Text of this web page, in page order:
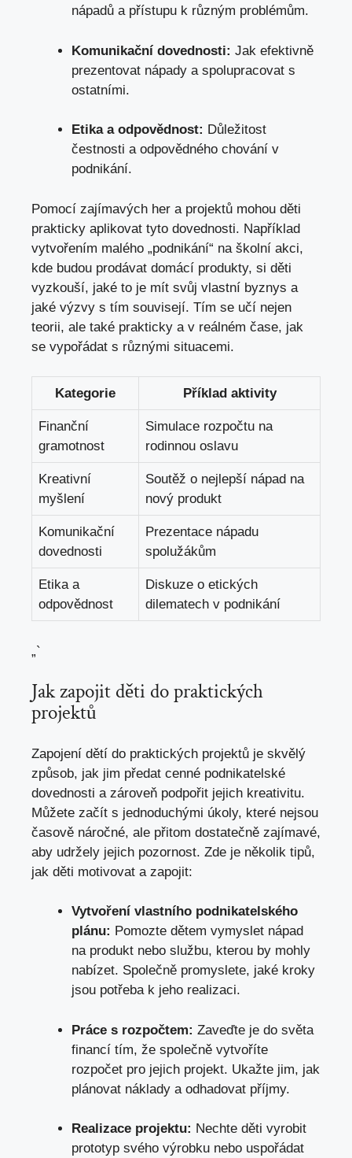
nápadů a přístupu k různým problémům.
Komunikační dovednosti: Jak ⁣efektivně
prezentovat ⁤nápady a spolupracovat s
ostatními.
Etika ⁣a odpovědnost: Důležitost
čestnosti a odpovědného chování v
podnikání.
Pomocí zajímavých her a projektů mohou děti
prakticky aplikovat tyto ⁣dovednosti. Například
vytvořením malého „podnikání“​ na‍ školní⁢ akci,
‍kde ⁤budou prodávat ​domácí produkty, si děti
vyzkouší, jaké to je mít svůj vlastní byznys a⁢
jaké výzvy ‍s tím‍ souvisejí. Tím se učí nejen
‍teorii, ale také prakticky ⁢a v reálném čase, jak
se vypořádat s různými situacemi.
Kategorie Příklad aktivity
Finanční
gramotnost
Simulace rozpočtu na
‌rodinnou oslavu
Kreativní​
myšlení
Soutěž o‌ nejlepší⁢ nápad na
nový produkt
Komunikační
dovednosti
Prezentace ​nápadu
spolužákům
Etika a‌
odpovědnost
Diskuze o etických
dilematech‍ v podnikání
„`
Jak⁤ zapojit děti do praktických
projektů
Zapojení dětí do praktických projektů je skvělý
způsob, jak⁢ jim předat cenné podnikatelské
dovednosti a zároveň podpořit jejich kreativitu.
Můžete ‌začít⁤ s ⁢jednoduchými úkoly, které⁣ nejsou
časově náročné, ale přitom dostatečně zajímavé,
⁢aby ⁢udržely jejich ⁤pozornost. Zde je ‌několik tipů,
⁢jak děti motivovat a zapojit:
Vytvoření vlastního podnikatelského
⁢plánu: Pomozte dětem vymyslet nápad
na⁣ produkt nebo službu, kterou by mohly
nabízet. Společně promyslete, jaké kroky
jsou potřeba ⁢k jeho realizaci.
Práce⁤ s rozpočtem: Zaveďte ⁤je do světa
financí tím, že společně ​vytvoříte
rozpočet⁤ pro jejich ⁢projekt. Ukažte jim, jak
plánovat náklady a odhadovat příjmy.
Realizace projektu: Nechte děti vyrobit
prototyp svého výrobku nebo uspořádat